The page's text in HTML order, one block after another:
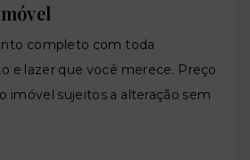
completo com toda
e lazer que você merece. Preço
imóvel sujeitos a alteração sem